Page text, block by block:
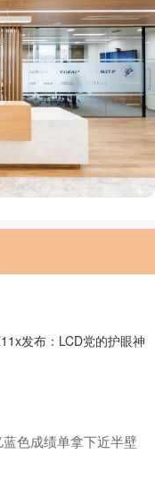
发布：LCD党的护眼神
色成绩单拿下近半壁